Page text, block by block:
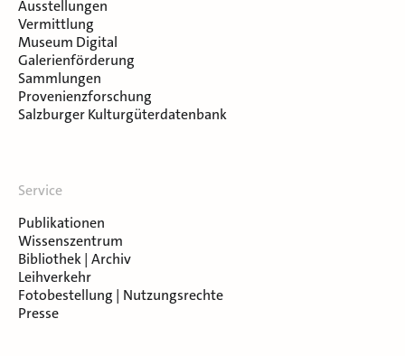
Ausstellungen
Vermittlung
Museum Digital
Galerienförderung
Sammlungen
Provenienzforschung
Salzburger Kulturgüterdatenbank
Service
Publikationen
Wissenszentrum
Bibliothek | Archiv
Leihverkehr
Fotobestellung | Nutzungsrechte
Presse